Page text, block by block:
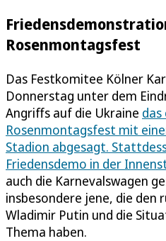
Rosenmontagsfest
Das Festkomitee Kölner
Donnerstag unter dem
Angriffs auf die Ukraine
Rosenmontagsfest mit
Stadion abgesagt.
Friedensdemo in der
auch die Karnevalswagen
insbesondere jene, die den
Wladimir Putin und die
Thema haben.